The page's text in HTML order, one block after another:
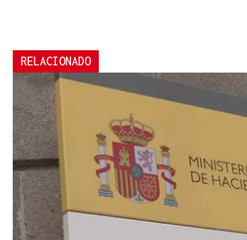
RELACIONADO